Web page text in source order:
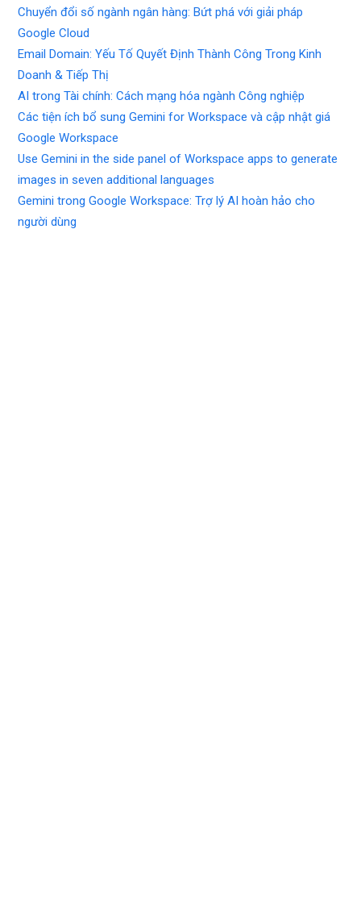
Chuyển đổi số ngành ngân hàng: Bứt phá với giải pháp
Google Cloud
Email Domain: Yếu Tố Quyết Định Thành Công Trong Kinh
Doanh & Tiếp Thị
AI trong Tài chính: Cách mạng hóa ngành Công nghiệp
Các tiện ích bổ sung Gemini for Workspace và cập nhật giá
Google Workspace
Use Gemini in the side panel of Workspace apps to generate
images in seven additional languages
Gemini trong Google Workspace: Trợ lý AI hoàn hảo cho
người dùng